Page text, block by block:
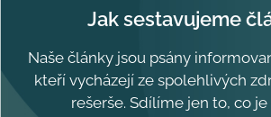
Jak sestavujeme
Naše články jsou psány
kteří vycházejí ze spolehlivých
rešerše. Sdílíme jen to, co